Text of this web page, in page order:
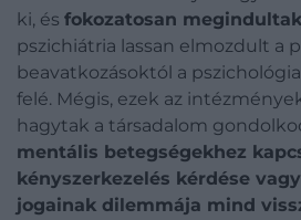
ki, és fokozatosan
pszichiátria lassan elmozdult a
beavatkozásoktól a
felé. Mégis, ezek az
hagytak a társadalom
mentális betegségekhez
kényszerkezelés kérdése
jogainak dilemmája mind